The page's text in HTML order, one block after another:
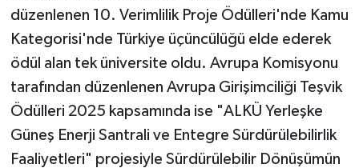
düzenlenen 10. Verimlilik Proje Ödülleri'nde Kamu
Kategorisi'nde Türkiye üçüncülüğü elde ederek
ödül alan tek üniversite oldu. Avrupa Komisyonu
tarafından düzenlenen Avrupa Girişimciliği Teşvik
Ödülleri 2025 kapsamında ise "ALKÜ Yerleşke
Güneş Enerji Santrali ve Entegre Sürdürülebilirlik
Faaliyetleri" projesiyle Sürdürülebilir Dönüşümün